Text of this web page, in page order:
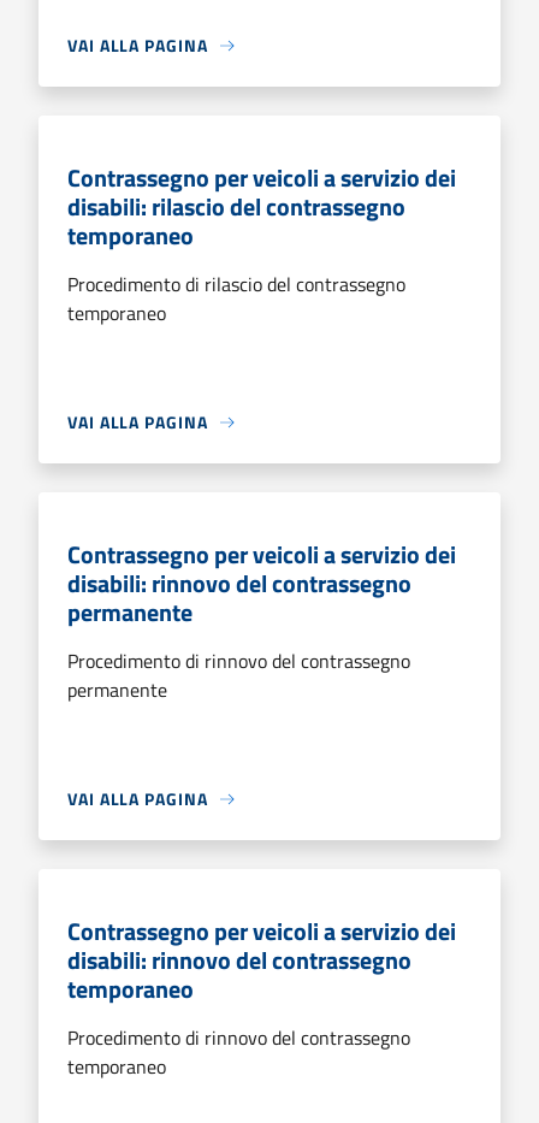
VAI ALLA PAGINA
Contrassegno per veicoli a servizio dei
disabili: rilascio del contrassegno
temporaneo
Procedimento di rilascio del contrassegno
temporaneo
VAI ALLA PAGINA
Contrassegno per veicoli a servizio dei
disabili: rinnovo del contrassegno
permanente
Procedimento di rinnovo del contrassegno
permanente
VAI ALLA PAGINA
Contrassegno per veicoli a servizio dei
disabili: rinnovo del contrassegno
temporaneo
Procedimento di rinnovo del contrassegno
temporaneo